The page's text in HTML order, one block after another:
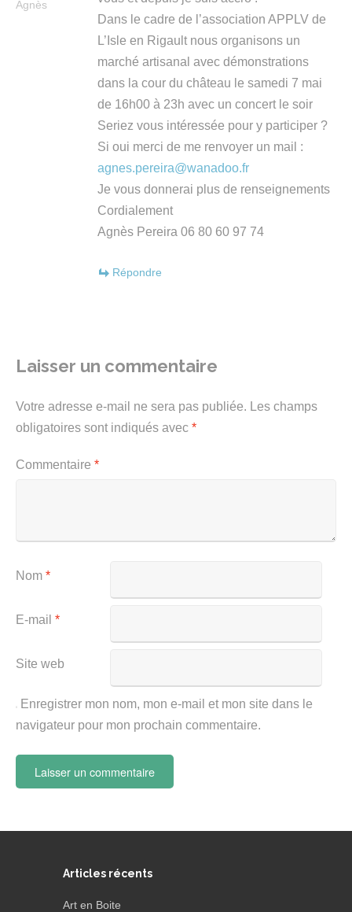
Agnès
Dans le cadre de l’association APPLV de
L’Isle en Rigault nous organisons un
marché artisanal avec démonstrations
dans la cour du château le samedi 7 mai
de 16h00 à 23h avec un concert le soir
Seriez vous intéressée pour y participer ?
Si oui merci de me renvoyer un mail :
agnes.pereira@wanadoo.fr
Je vous donnerai plus de renseignements
Cordialement
Agnès Pereira 06 80 60 97 74
Répondre
Laisser un commentaire
Votre adresse e-mail ne sera pas publiée. Les champs
obligatoires sont indiqués avec *
Commentaire *
Nom *
E-mail *
Site web
Enregistrer mon nom, mon e-mail et mon site dans le
navigateur pour mon prochain commentaire.
Articles récents
Art en Boite